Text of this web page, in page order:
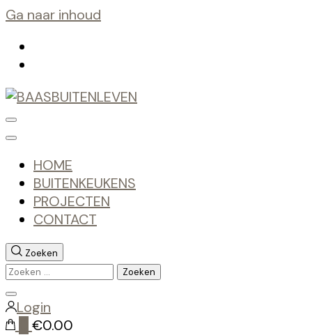
Ga naar inhoud
BAASBUITENLEVEN
HOME
BUITENKEUKENS
PROJECTEN
CONTACT
Zoeken
Zoeken
naar:
Zoeken
sluiten
Login
€0.00